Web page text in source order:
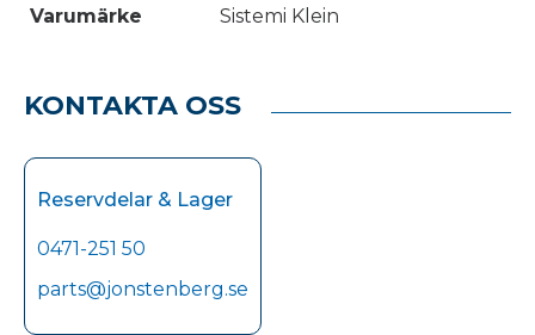
Varumärke
Sistemi Klein
KONTAKTA OSS
Reservdelar & Lager
0471-251 50
parts@jonstenberg.se